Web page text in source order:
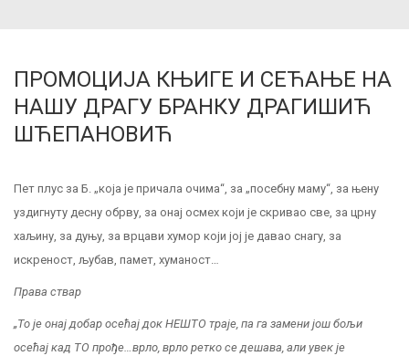
ПРОМОЦИЈА КЊИГЕ И СЕЋАЊЕ НА
НАШУ ДРАГУ БРАНКУ ДРАГИШИЋ
ШЋЕПАНОВИЋ
Пет плус за Б. „која је причала очима“, за „посебну маму“, за њену
уздигнуту десну обрву, за онај осмех који је скривао све, за црну
хаљину, за дуњу, за врцави хумор који јој је давао снагу, за
искреност, љубав, памет, хуманост…
Права ствар
„То је онај добар осећај док НЕШТО траје, па га замени још бољи
осећај кад ТО прође…врло, врло ретко се дешава, али увек је